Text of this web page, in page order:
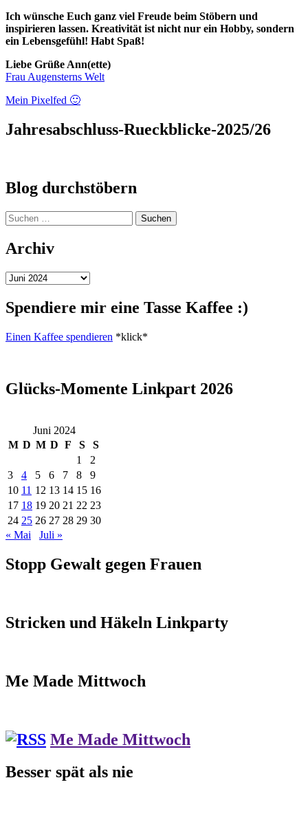
Ich wünsche Euch ganz viel Freude beim Stöbern und
inspirieren lassen. Kreativität ist nicht nur ein Hobby, sondern
ein Lebensgefühl! Habt Spaß!
Liebe Grüße Ann(ette)
Frau Augensterns Welt
Mein Pixelfed 🙂
Jahresabschluss-Rueckblicke-2025/26
Blog durchstöbern
Suchen
nach:
Archiv
Archiv
Spendiere mir eine Tasse Kaffee :)
Einen Kaffee spendieren *klick*
Glücks-Momente Linkpart 2026
Juni 2024
M D M D F S
S
1
2
3
4 5 6 7 8
9
10 11 12 13 14 15 16
17 18 19 20 21 22 23
24 25 26 27 28 29 30
« Mai
Juli »
Stopp Gewalt gegen Frauen
Stricken und Häkeln Linkparty
Me Made Mittwoch
Me Made Mittwoch
Besser spät als nie